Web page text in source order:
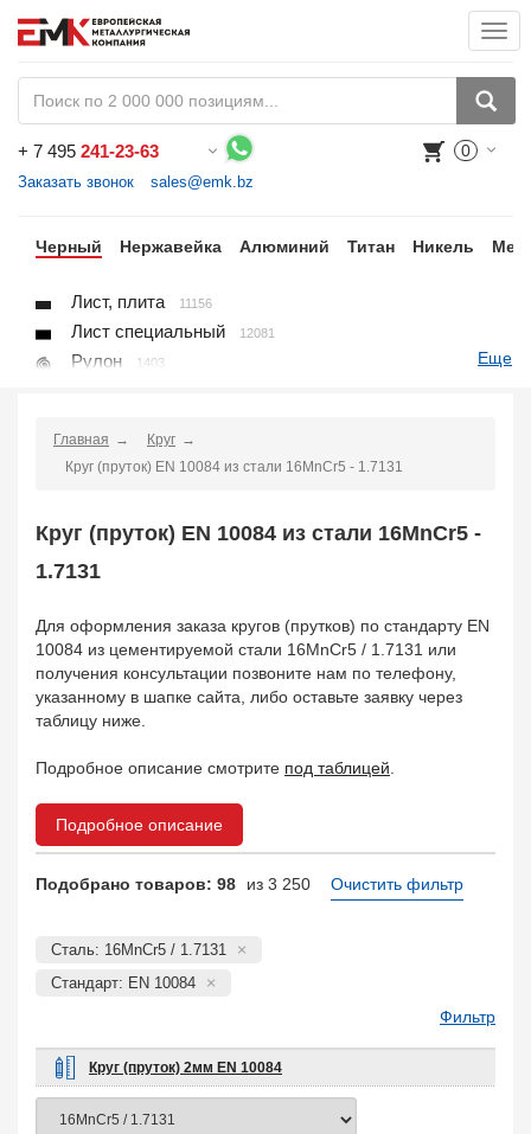
+ 7 495 241-23-63
Заказать звонок sales@emk.bz
0
Черный Нержавейка Алюминий Титан Никель
Лист, плита 11156
Лист специальный 12081
Рулон 1403
Полоса 10866
Шестигранник
Арматура 10
Поковка
Балка тавровая 14
Швеллер 178
Полособульб
Рельсовый крепеж 776
Заказать в 1 клик
Еще
Главная
Круг
Круг (пруток) EN 10084 из стали 16MnCr5 - 1.7131
Круг (пруток) EN 10084 из стали 16MnCr5 -
1.7131
Для оформления заказа кругов (прутков) по стандарту EN
10084 из цементируемой стали 16MnCr5 / 1.7131 или
получения консультации позвоните нам по телефону,
указанному в шапке сайта, либо оставьте заявку через
таблицу ниже.
Подробное описание смотрите под таблицей
Подробное описание
Подобрано товаров: 98 из 3 250 Очистить фильтр
Сталь: 16MnCr5 / 1.7131
Стандарт: EN 10084
Фильтр
Круг (пруток) 2мм EN 10084